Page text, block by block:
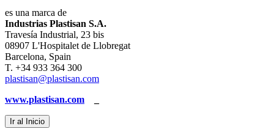
es una marca de
Industrias Plastisan S.A.
Travesía Industrial, 23 bis
08907 L'Hospitalet de Llobregat
Barcelona, Spain
T. +34 933 364 300
plastisan@plastisan.com
www.plastisan.com
Ir al Inicio